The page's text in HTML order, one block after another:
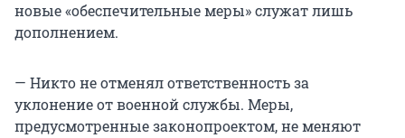
новые «обеспечительные меры» служат лишь
дополнением.
— Никто не отменял ответственность за
уклонение от военной службы. Меры,
предусмотренные законопроектом, не меняют